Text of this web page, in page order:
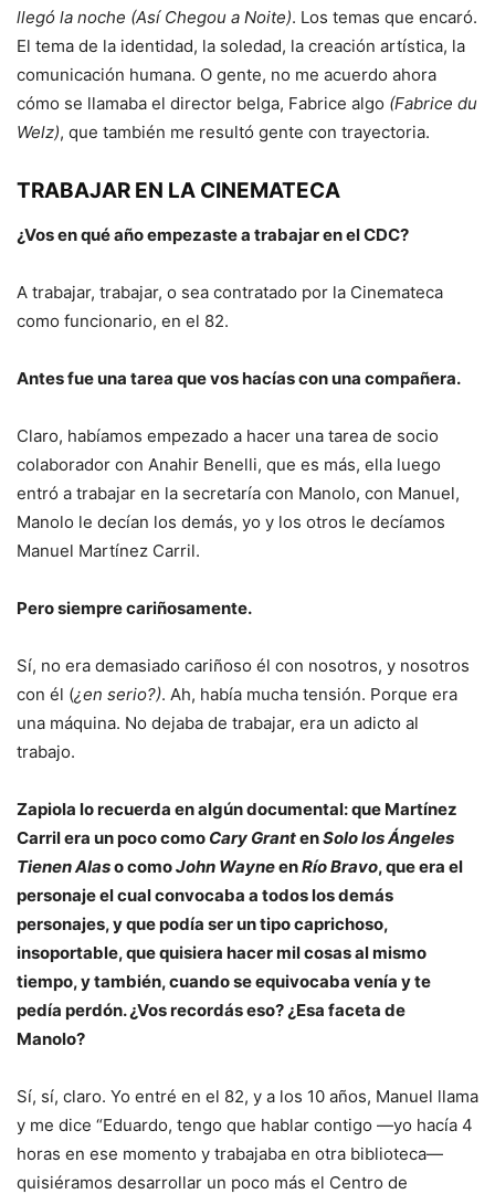
llegó la noche (Así Chegou a Noite). Los temas que encaró.
El tema de la identidad, la soledad, la creación artística, la
comunicación humana. O gente, no me acuerdo ahora
cómo se llamaba el director belga, Fabrice algo (Fabrice du
Welz), que también me resultó gente con trayectoria.
TRABAJAR EN LA CINEMATECA
¿Vos en qué año empezaste a trabajar en el CDC?
A trabajar, trabajar, o sea contratado por la Cinemateca
como funcionario, en el 82.
Antes fue una tarea que vos hacías con una compañera.
Claro, habíamos empezado a hacer una tarea de socio
colaborador con Anahir Benelli, que es más, ella luego
entró a trabajar en la secretaría con Manolo, con Manuel,
Manolo le decían los demás, yo y los otros le decíamos
Manuel Martínez Carril.
Pero siempre cariñosamente.
Sí, no era demasiado cariñoso él con nosotros, y nosotros
con él (¿en serio?). Ah, había mucha tensión. Porque era
una máquina. No dejaba de trabajar, era un adicto al
trabajo.
Zapiola lo recuerda en algún documental: que Martínez
Carril era un poco como Cary GrantenSolo los Ángeles
Tienen Alaso comoJohn WayneenRío Bravo, que era el
personaje el cual convocaba a todos los demás
personajes, y que podía ser un tipo caprichoso,
insoportable, que quisiera hacer mil cosas al mismo
tiempo, y también, cuando se equivocaba venía y te
pedía perdón. ¿Vos recordás eso? ¿Esa faceta de
Manolo?
Sí, sí, claro. Yo entré en el 82, y a los 10 años, Manuel llama
y me dice “Eduardo, tengo que hablar contigo —yo hacía 4
horas en ese momento y trabajaba en otra biblioteca—
quisiéramos desarrollar un poco más el Centro de